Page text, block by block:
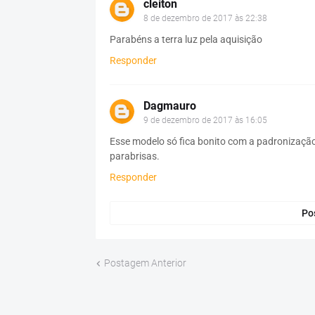
cleiton
8 de dezembro de 2017 às 22:38
Parabéns a terra luz pela aquisição
Responder
Dagmauro
9 de dezembro de 2017 às 16:05
Esse modelo só fica bonito com a
parabrisas.
Responder
Postagem Anterior